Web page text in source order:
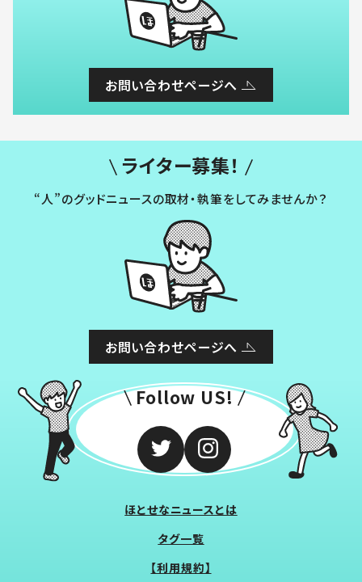
お問い合わせページへ
ライター募集！
“人”のグッドニュースの取材・執筆をしてみませんか？
お問い合わせページへ
Follow US!
ほとせなニュースとは
タグ一覧
【利用規約】